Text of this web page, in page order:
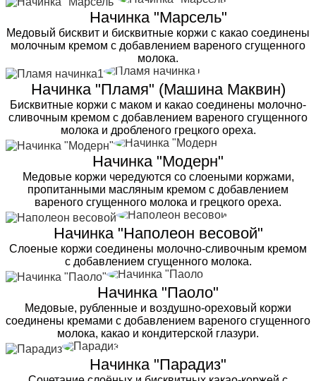
Начинка "Марсель"
Медовый бисквит и бисквитные коржи с какао соединены
молочным кремом с добавлением вареного сгущенного
молока.
Начинка "Пламя" (Машина Маквин)
Бисквитные коржи с маком и какао соединены молочно-
сливочным кремом с добавлением вареного сгущенного
молока и дробленого грецкого ореха.
Начинка "Модерн"
Медовые коржи чередуются со слоеными коржами,
пропитанными масляным кремом с добавлением
вареного сгущенного молока и грецкого ореха.
Начинка "Наполеон весовой"
Слоеные коржи соединены молочно-сливочным кремом
с добавлением сгущенного молока.
Начинка "Паоло"
Медовые, рубленные и воздушно-ореховый коржи
соединены кремами с добавлением вареного сгущенного
молока, какао и кондитерской глазури.
Начинка "Парадиз"